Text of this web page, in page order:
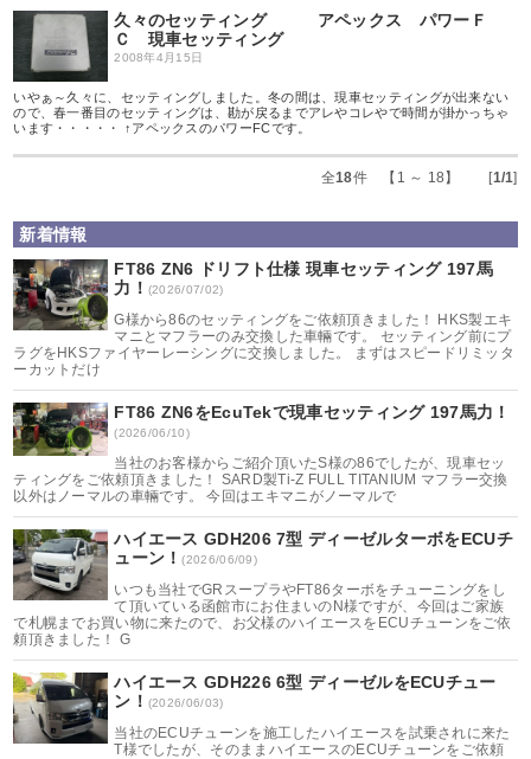
久々のセッティング アペックス パワーＦ
Ｃ 現車セッティング
2008年4月15日
いやぁ～久々に、セッティングしました。冬の間は、現車セッティングが出来ない
ので、春一番目のセッティングは、勘が戻るまでアレやコレやで時間が掛かっちゃ
います・・・・・ ↑アペックスのパワーFCです。
全18件 【1 ～ 18】 [1/1]
新着情報
FT86 ZN6 ドリフト仕様 現車セッティング 197馬
力！ (2026/07/02)
G様から86のセッティングをご依頼頂きました！ HKS製エキ
マニとマフラーのみ交換した車輛です。 セッティング前にプ
ラグをHKSファイヤーレーシングに交換しました。 まずはスピードリミッタ
ーカットだけ
FT86 ZN6をEcuTekで現車セッティング 197馬力！
(2026/06/10)
当社のお客様からご紹介頂いたS様の86でしたが、現車セッ
ティングをご依頼頂きました！ SARD製Ti-Z FULL TITANIUM マフラー交換
以外はノーマルの車輛です。 今回はエキマニがノーマルで
ハイエース GDH206 7型 ディーゼルターボをECUチ
ューン！(2026/06/09)
いつも当社でGRスープラやFT86ターボをチューニングをし
て頂いている函館市にお住まいのN様ですが、今回はご家族
で札幌までお買い物に来たので、お父様のハイエースをECUチューンをご依
頼頂きました！ G
ハイエース GDH226 6型 ディーゼルをECUチュー
ン！ (2026/06/03)
当社のECUチューンを施工したハイエースを試乗されに来た
T様でしたが、そのままハイエースのECUチューンをご依頼